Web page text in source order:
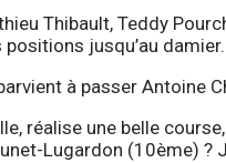
Thibault, Teddy
jusqu’au damier.
à passer Antoine
réalise une belle
Lugardon (10ème) ?